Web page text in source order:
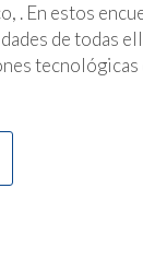
. En estos
de todas
tecnológicas